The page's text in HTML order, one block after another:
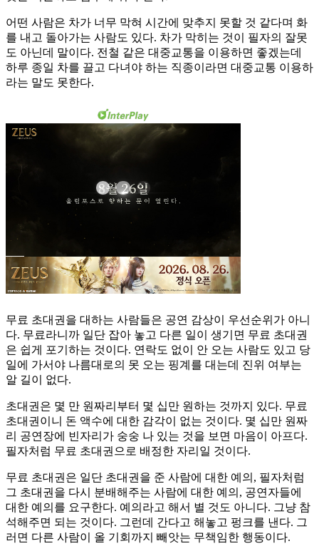
어떤 사람은 차가 너무 막혀 시간에 맞추지 못할 것 같다며 화
를 내고 돌아가는 사람도 있다. 차가 막히는 것이 필자의 잘못
도 아닌데 말이다. 전철 같은 대중교통을 이용하면 좋겠는데
하루 종일 차를 끌고 다녀야 하는 직종이라면 대중교통 이용하
라는 말도 못한다.
무료 초대권을 대하는 사람들은 공연 감상이 우선순위가 아니
다. 무료라니까 일단 잡아 놓고 다른 일이 생기면 무료 초대권
은 쉽게 포기하는 것이다. 연락도 없이 안 오는 사람도 있고 당
일에 가서야 나름대로의 못 오는 핑계를 대는데 진위 여부는
알 길이 없다.
초대권은 몇 만 원짜리부터 몇 십만 원하는 것까지 있다. 무료
초대권이니 돈 액수에 대한 감각이 없는 것이다. 몇 십만 원짜
리 공연장에 빈자리가 숭숭 나 있는 것을 보면 마음이 아프다.
필자처럼 무료 초대권으로 배정한 자리일 것이다.
무료 초대권은 일단 초대권을 준 사람에 대한 예의, 필자처럼
그 초대권을 다시 분배해주는 사람에 대한 예의, 공연자들에
대한 예의를 요구한다. 예의라고 해서 별 것도 아니다. 그냥 참
석해주면 되는 것이다. 그런데 간다고 해놓고 펑크를 낸다. 그
러면 다른 사람이 올 기회까지 빼앗는 무책임한 행동이다.